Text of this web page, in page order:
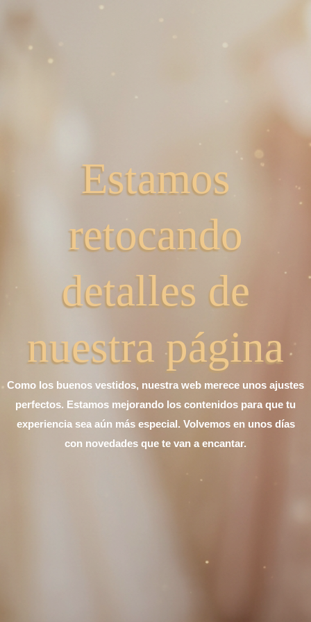
Estamos
retocando
detalles de
nuestra página
Como los buenos vestidos, nuestra web merece unos ajustes
perfectos. Estamos mejorando los contenidos para que tu
experiencia sea aún más especial. Volvemos en unos días
con novedades que te van a encantar.